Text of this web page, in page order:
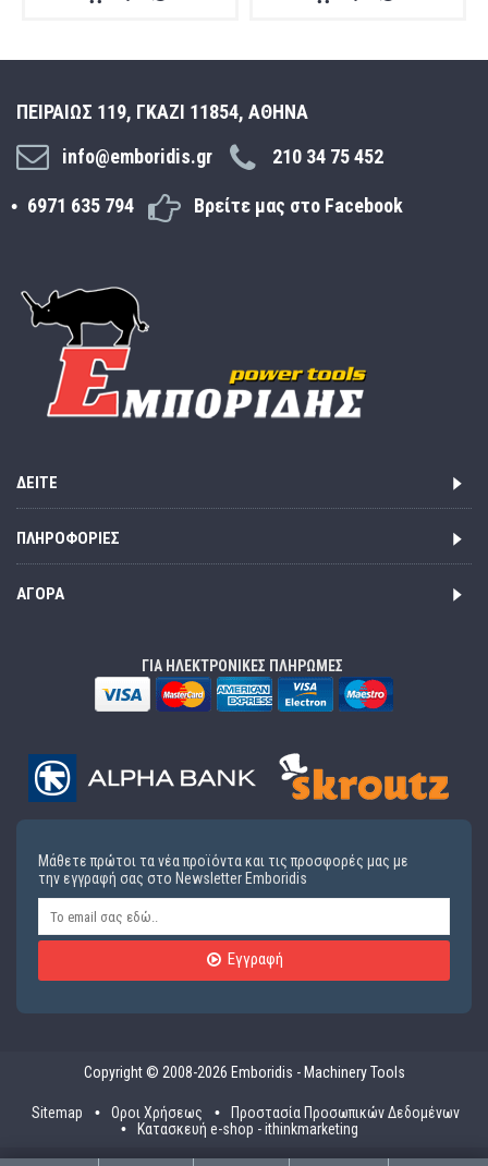
ΠΕΙΡΑΙΩΣ 119, ΓΚΑΖΙ 11854, ΑΘΗΝΑ
info@emboridis.gr
210 34 75 452
6971 635 794 Βρείτε μας στο Facebook
ΔΕΊΤΕ
ΠΛΗΡΟΦΟΡΊΕΣ
ΑΓΟΡΆ
ΓΙΑ ΗΛΕΚΤΡΟΝΙΚΕΣ ΠΛΗΡΩΜΕΣ
Μάθετε πρώτοι τα νέα προϊόντα και τις προσφορές μας με
την εγγραφή σας στο Newsletter Emboridis
Εγγραφή
Copyright © 2008-2026 Emboridis - Machinery Tools
Sitemap Οροι Χρήσεως
Προστασία Προσωπικών Δεδομένων
Κατασκευή e-shop - ithinkmarketing